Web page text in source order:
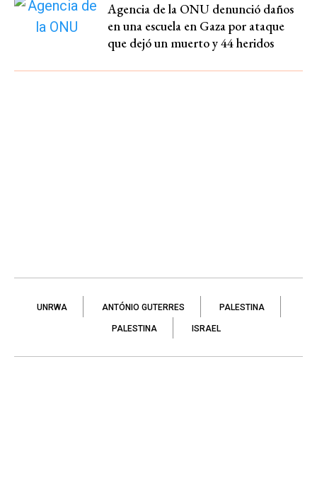
Agencia de la ONU denunció daños
en una escuela en Gaza por ataque
que dejó un muerto y 44 heridos
UNRWA ANTÓNIO GUTERRES PALESTINA
PALESTINA ISRAEL